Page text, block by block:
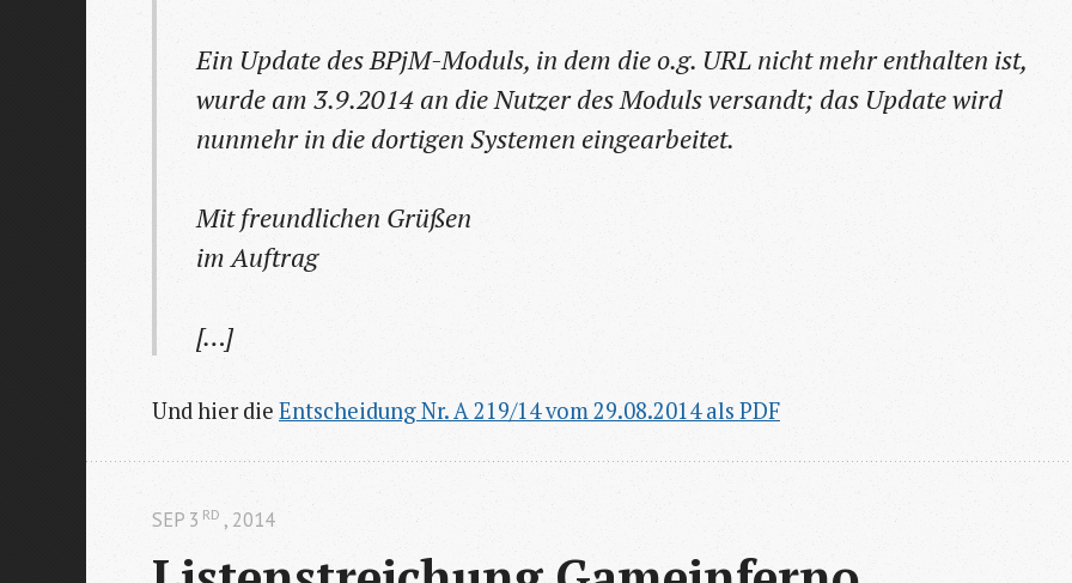
Ein Update des BPjM-Moduls, in dem die o.g. URL nicht mehr enthalten ist,
wurde am 3.9.2014 an die Nutzer des Moduls versandt; das Update wird
nunmehr in die dortigen Systemen eingearbeitet.
Mit freundlichen Grüßen
im Auftrag
[…]
Und hier die Entscheidung Nr. A 219/14 vom 29.08.2014 als PDF
SEP 3 RD , 2014